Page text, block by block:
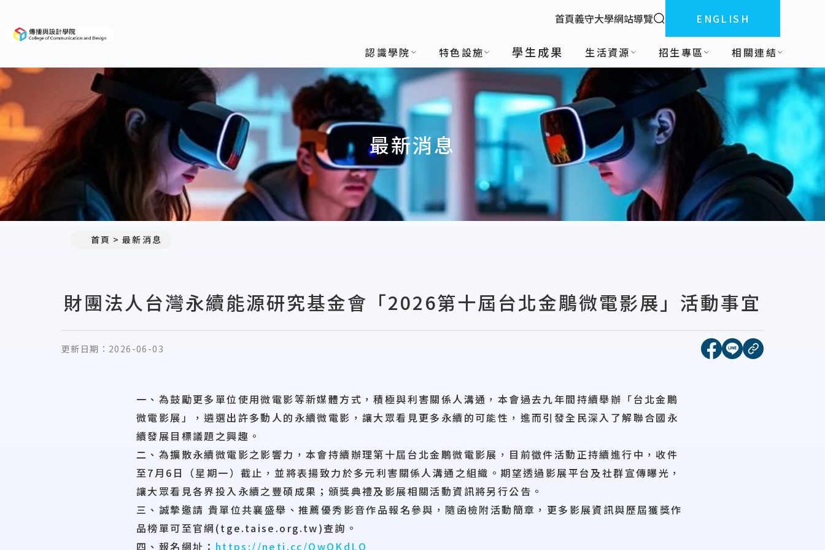
:::
首頁義守大學網站導覽 全站搜索ENGLISH
認識學院 特色設施 學生成果 生活資源 招生專區 相關連結
最新消息
首頁 最新消息
財團法人台灣永續能源研究基金會「2026第十屆台北金鵰微電影展」活動事宜
更新日期： 2026-06-03 [另開新視窗]分享到
[另開新視窗]分享
複製連結
一、為鼓勵更多單位使用微電影等新媒體方式，積極與利害關係人溝通，本會過去九年間持續舉辦「台北金鵰
微電影展」，遴選出許多動人的永續微電影，讓大眾看見更多永續的可能性，進而引發全民深入了解聯合國永
續發展目標議題之興趣。
二、為擴散永續微電影之影響力，本會持續辦理第十屆台北金鵰微電影展，目前徵件活動正持續進行中，收件
至7月6日（星期一）截止，並將表揚致力於多元利害關係人溝通之組織。期望透過影展平台及社群宣傳曝光，
讓大眾看見各界投入永續之豐碩成果；頒獎典禮及影展相關活動資訊將另行公告。
三、誠摯邀請 貴單位共襄盛舉、推薦優秀影音作品報名參與，隨函檢附活動簡章，更多影展資訊與歷屆獲獎作
品榜單可至官網(tge.taise.org.tw)查詢。
四、報名網址： https://neti.cc/QwOKdLO